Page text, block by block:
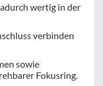
wertig in der
verbinden
sowie
Fokusring.